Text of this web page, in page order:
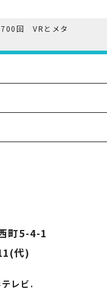
回 VRとメタ
宣言
針画提出文
方針
ついて
町5-4-1
代)
レビ.